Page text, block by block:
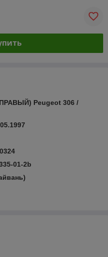
Peugeot 306 /
01-2b